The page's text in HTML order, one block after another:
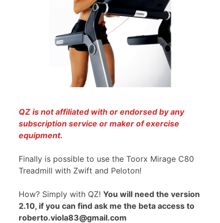
QZ is not affiliated with or endorsed by any
subscription service or maker of exercise
equipment.
Finally is possible to use the Toorx Mirage C80
Treadmill with Zwift and Peloton!
How? Simply with QZ! You will need the version
2.10, if you can find ask me the beta access to
roberto.viola83@gmail.com